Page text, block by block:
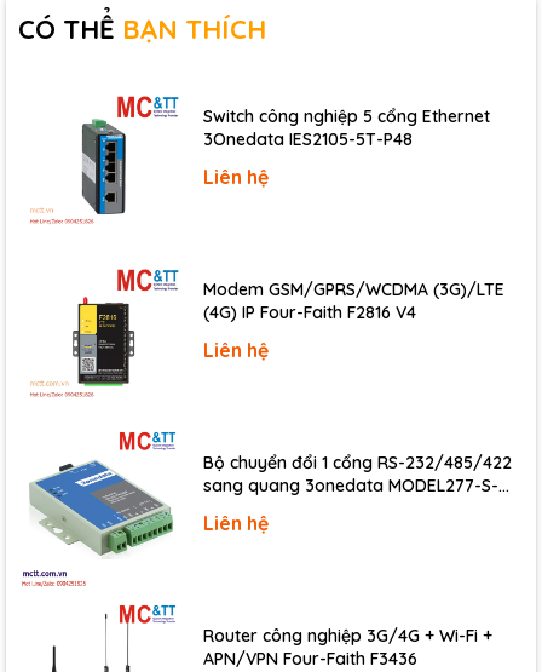
Power
Reverse Polarity
Input Range
+10 VDC ~ +30 VDC (non-
regulated)
Consumption
2W
Mechanical
Environment
Operating Temperature
-25 °C ~ +75 °C
Storage Temperature
Download
Documents
Ordering Information
I-
CÓ THỂ BẠN THÍCH
Switch công nghiệp 5 cổng Ethernet
3Onedata IES2105-5T-P48
Liên hệ
Modem GSM/GPRS/WCDMA (3G)/LTE
(4G) IP Four-Faith F2816 V4
Liên hệ
Bộ chuyển đổi 1 cổng RS-232/485/422
sang quang 3onedata MODEL277-S-
20KM)
Liên hệ
Router công nghiệp 3G/4G + Wi-Fi +
APN/VPN Four-Faith F3436